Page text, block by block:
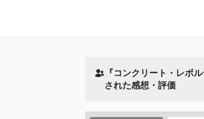
『コンクリート・レボ
された感想・評価